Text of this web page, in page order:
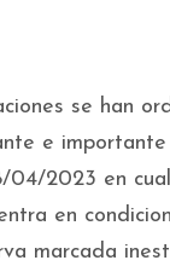
se han
e
04/2023 en
en
marcada